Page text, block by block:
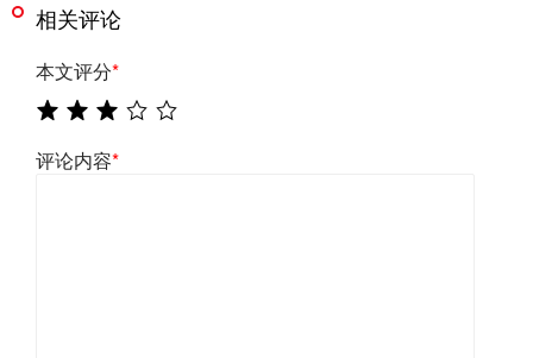
相关评论
本文评分*
评论内容*